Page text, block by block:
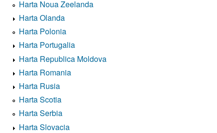
Harta Noua Zeelanda
Harta Olanda
Harta Polonia
Harta Portugalia
Harta Republica Moldova
Harta Romania
Harta Rusia
Harta Scotia
Harta Serbia
Harta Slovacia